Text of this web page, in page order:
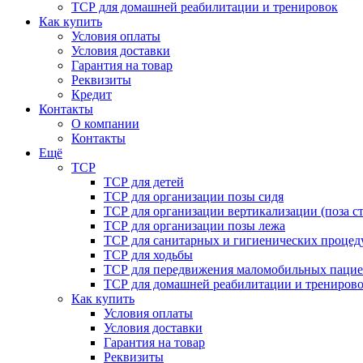
ТСР для домашней реабилитации и тренировок
Как купить
Условия оплаты
Условия доставки
Гарантия на товар
Реквизиты
Кредит
Контакты
О компании
Контакты
Ещё
ТСР
ТСР для детей
ТСР для организации позы сидя
ТСР для организации вертикализации (поза
ТСР для организации позы лежа
ТСР для санитарных и гигиенических
ТСР для ходьбы
ТСР для передвижения маломобильных
ТСР для домашней реабилитации и
Как купить
Условия оплаты
Условия доставки
Гарантия на товар
Реквизиты